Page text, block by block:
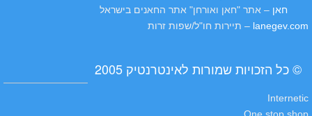
חאן – אתר "חאן ואורחן" אתר החאנים בישראל
lanegev.com – תיירות חו"ל/שפות זרות
© כל הזכויות שמורות לאינטרנטיק 2005
Internetic